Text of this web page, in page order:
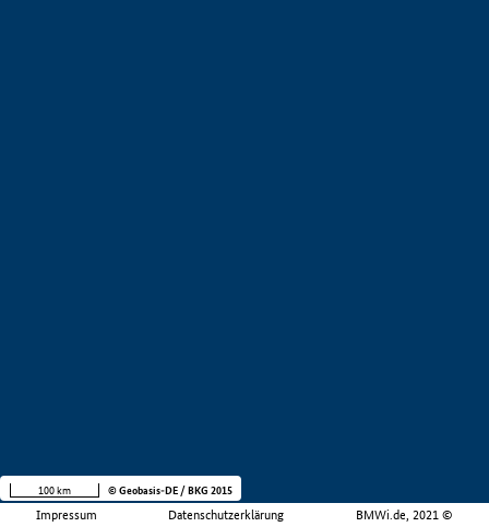
Impressum Datenschutzerklärung BMWi.de, 2021 ©
100 km © Geobasis-DE / BKG 2015